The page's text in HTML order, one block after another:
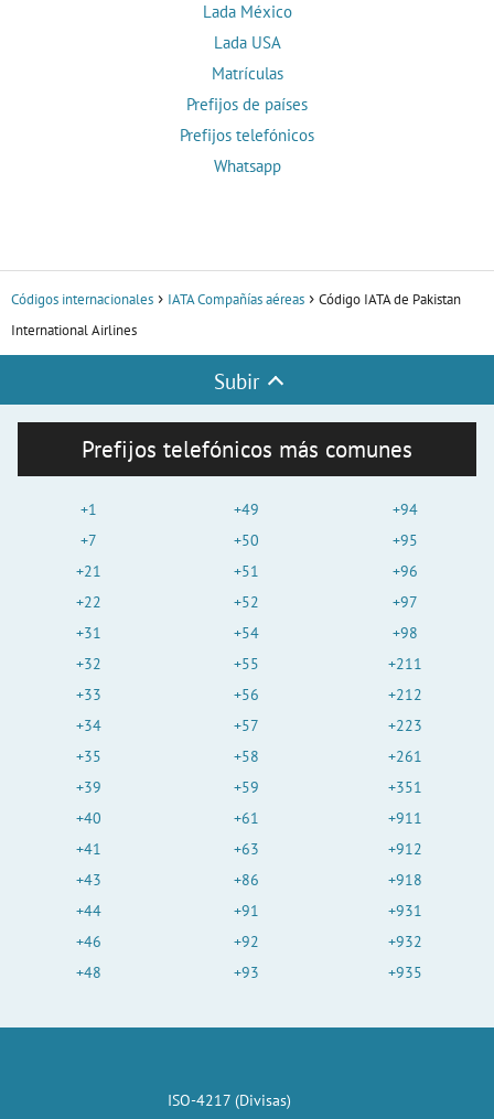
Lada México
Lada USA
Matrículas
Prefijos de países
Prefijos telefónicos
Whatsapp
Códigos internacionales IATA Compañías aéreas
Código IATA de Pakistan
International Airlines
Subir
Prefijos telefónicos más comunes
+1
+7
+21
+22
+31
+32
+33
+34
+35
+39
+40
+41
+43
+44
+46
+48
+49
+50
+51
+52
+54
+55
+56
+57
+58
+59
+61
+63
+86
+91
+92
+93
+94
+95
+96
+97
+98
+211
+212
+223
+261
+351
+911
+912
+918
+931
+932
+935
ISO-4217 (Divisas)